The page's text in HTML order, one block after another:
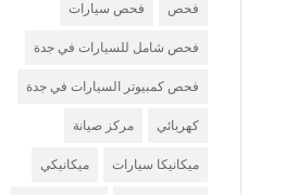
فحص فحص سيارات
فحص شامل للسيارات في جدة
فحص كمبيوتر السيارات في جدة
كهربائي مركز صيانة
ميكانيكا سيارات ميكانيكي